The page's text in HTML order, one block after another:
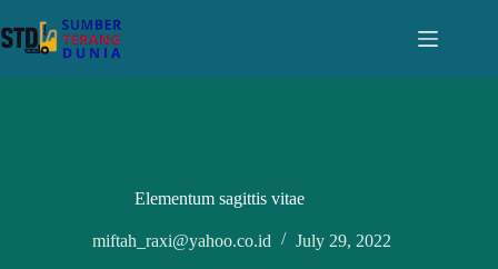
to
content
Elementum sagittis vitae
miftah_raxi@yahoo.co.id July 29, 2022